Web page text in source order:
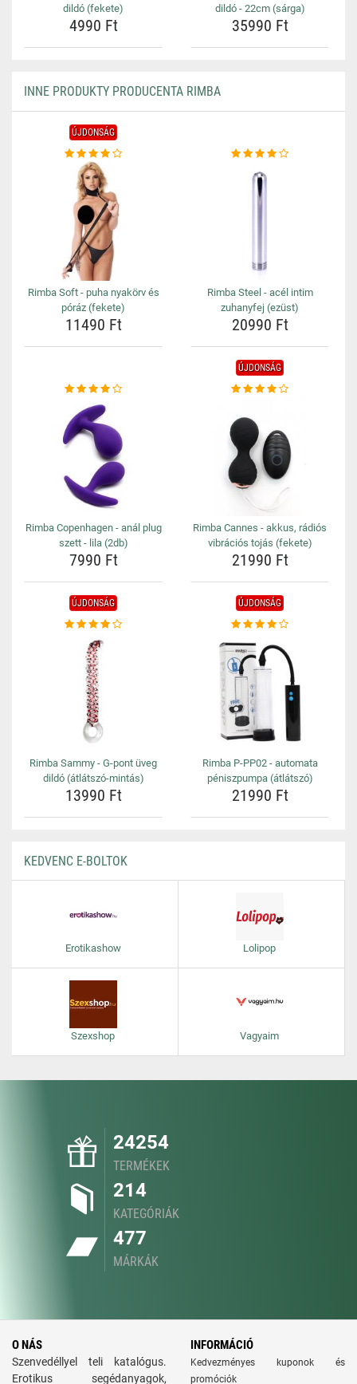
dildó (fekete)
4990 Ft
dildó - 22cm (sárga)
35990 Ft
INNE PRODUKTY PRODUCENTA RIMBA
ÚJDONSÁG
Rimba Soft - puha nyakörv és
póráz (fekete)
11490 Ft
Rimba Steel - acél intim
zuhanyfej (ezüst)
20990 Ft
Rimba Copenhagen - anál plug
szett - lila (2db)
7990 Ft
ÚJDONSÁG
Rimba Cannes - akkus, rádiós
vibrációs tojás (fekete)
21990 Ft
ÚJDONSÁG
Rimba Sammy - G-pont üveg
dildó (átlátszó-mintás)
13990 Ft
ÚJDONSÁG
Rimba P-PP02 - automata
péniszpumpa (átlátszó)
21990 Ft
KEDVENC E-BOLTOK
Erotikashow Lolipop
Szexshop Vagyaim
24254
TERMÉKEK
214
KATEGÓRIÁK
477
MÁRKÁK
O NÁS
Szenvedéllyel teli katalógus.
Erotikus segédanyagok,
INFORMÁCIÓ
Kedvezményes kuponok és
promóciók